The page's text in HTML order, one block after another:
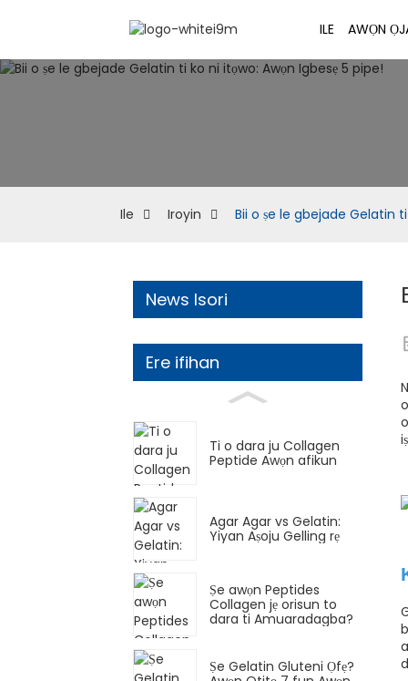
ILE AWỌN
Ile Iroyin Bii o ṣe le gbejade Gelatin
News Isori
Ere ifihan
Ti o dara ju Collagen
Peptide Awọn afikun
Agar Agar vs Gelatin:
Yiyan Aṣoju Gelling rẹ
Ṣe awọn Peptides
Collagen jẹ orisun to
dara ti Amuaradagba?
Ṣe Gelatin Gluteni Ọfẹ?